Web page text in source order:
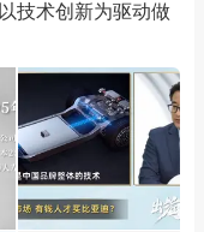
技术创新为驱动做